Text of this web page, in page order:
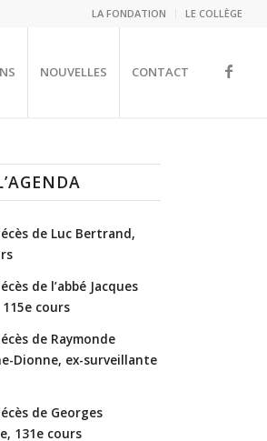
LA FONDATION LE COLLÈGE
NOUVELLES CONTACT
de Luc Bertrand,
de l’abbé Jacques
cours
de Raymonde
Dionne, ex-surveillante
de Georges
131e cours